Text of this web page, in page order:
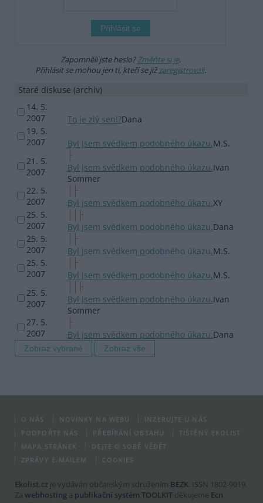
Zapomněli jste heslo?Změňte si je.
Přihlásit se mohou jen ti, kteří se jižzaregistrovali.
Staré diskuse (archiv)
14. 5.
2007
To je zlý sen!?Dana
19. 5.
2007
Byl jsem svědkem podobného úkazu.M.S.
21. 5.
2007
Byl jsem svědkem podobného úkazu.Ivan
Sommer
22. 5.
2007
Byl jsem svědkem podobného úkazu.XY
25. 5.
2007
Byl jsem svědkem podobného úkazu.Dana
25. 5.
2007
Byl jsem svědkem podobného úkazu.M.S.
25. 5.
2007
Byl jsem svědkem podobného úkazu.M.S.
25. 5.
2007
Byl jsem svědkem podobného úkazu.Ivan
Sommer
27. 5.
2007
Byl jsem svědkem podobného úkazu.Dana
O NÁS NOVINKY NA WEBU
INZERUJTE U NÁS
PODPOŘTE NÁS
PŘEBÍRÁNÍ OBSAHU
TIŠTĚNÝ EKOLIST
MAPA STRÁNEK
DEJTE O SOBĚ VĚDĚT
ZPRÁVY E-MAILEM
COOKIES
Ekolist.cz je vydáván občanským sdružením BEZK. ISSN 1802-9019.
Za webhosting a publikační systém TOOLKIT děkujeme Ecn